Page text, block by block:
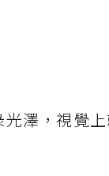
澤，視覺